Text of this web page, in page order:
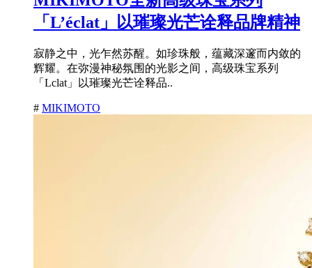
「L’éclat」以璀璨光芒诠释品牌精神
寂静之中，光乍然苏醒。如珍珠般，蕴藏深邃而内敛的
辉耀。在弥漫神秘氛围的光影之间，高级珠宝系列
「Lclat」以璀璨光芒诠释品..
# MIKIMOTO